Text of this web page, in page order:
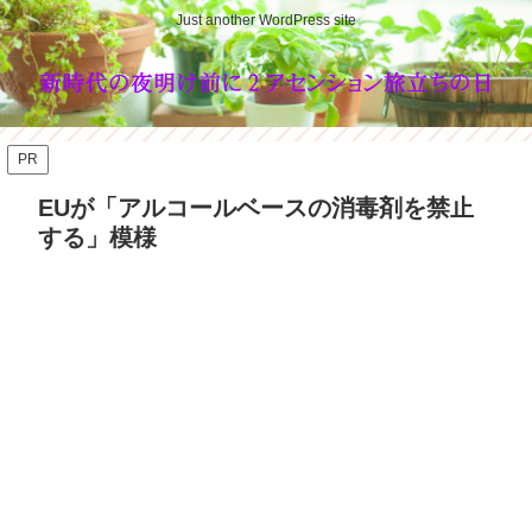
Just another WordPress site
PR
EUが「アルコールベースの消毒剤を禁止
する」模様